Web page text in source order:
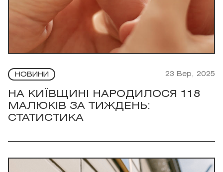
НОВИНИ 23 Вер, 2025
НА КИЇВЩИНІ НАРОДИЛОСЯ 118
МАЛЮКІВ ЗА ТИЖДЕНЬ:
СТАТИСТИКА